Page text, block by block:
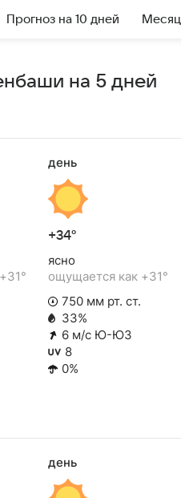
Прогноз на 10 дней Месяц
на 5 дней
день
+34°
ясно
ощущается как +31°
750 мм рт. ст.
33%
6 м/с Ю-ЮЗ
8
0%
день